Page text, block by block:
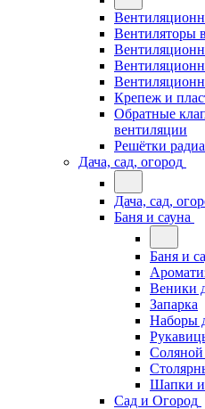
Вентиляторы
Крепеж и
Обратные
вентиляции
Решётки
Дача, сад, огород
Дача, сад,
Баня и сауна
Баня и
Веники
Запарка
Наборы
Соляной
Шапки и
Сад и Огород